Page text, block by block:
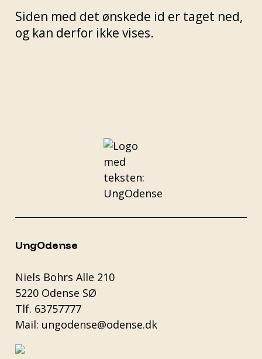
Siden med det ønskede id er taget ned,
og kan derfor ikke vises.
UngOdense
Niels Bohrs Alle 210
5220 Odense SØ
Tlf. 63757777
Mail: ungodense@odense.dk